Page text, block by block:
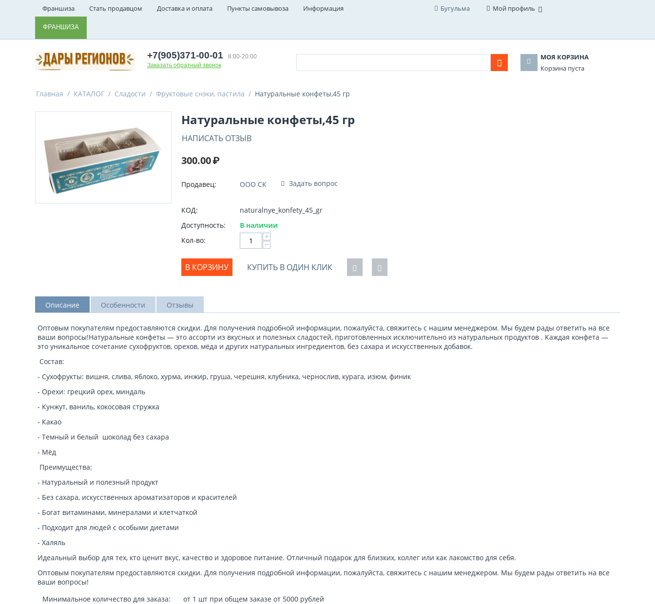
Франшиза Стать продавцом Доставка и оплата Пункты самовывоза Информация
ФРАНШИЗА
Бугульма Мой профиль
+7(905)371-00-01
8:00-20:00
Заказать обратный звонок
МОЯ КОРЗИНА
Корзина пуста
Главная / КАТАЛОГ / Сладости / Фруктовые снэки, пастила / Натуральные конфеты,45 гр
Натуральные конфеты,45 гр
НАПИСАТЬ ОТЗЫВ
300.00₽
Продавец: ООО СК Задать вопрос
КОД:
naturalnye_konfety_45_gr
Доступность:
В наличии
Кол-во:
+
−
В КОРЗИНУ КУПИТЬ В ОДИН КЛИК
Описание Особенности Отзывы
Оптовым покупателям предоставляются скидки. Для получения подробной информации, пожалуйста, свяжитесь с нашим менеджером. Мы будем рады ответить на все
ваши вопросы!Натуральные конфеты — это ассорти из вкусных и полезных сладостей, приготовленных исключительно из натуральных продуктов . Каждая конфета —
это уникальное сочетание сухофруктов, орехов, мёда и других натуральных ингредиентов, без сахара и искусственных добавок.
Состав:
- Сухофрукты: вишня, слива, яблоко, хурма, инжир, груша, черешня, клубника, чернослив, курага, изюм, финик
- Орехи: грецкий орех, миндаль
- Кунжут, ваниль, кокосовая стружка
- Какао
- Темный и белый шоколад без сахара
- Мёд
Преимущества:
- Натуральный и полезный продукт
- Без сахара, искусственных ароматизаторов и красителей
- Богат витаминами, минералами и клетчаткой
- Подходит для людей с особыми диетами
- Халяль
Идеальный выбор для тех, кто ценит вкус, качество и здоровое питание. Отличный подарок для близких, коллег или как лакомство для себя.
Оптовым покупателям предоставляются скидки. Для получения подробной информации, пожалуйста, свяжитесь с нашим менеджером. Мы будем рады ответить на все
ваши вопросы!
Минимальное количество для заказа:
от 1 шт при общем заказе от 5000 рублей